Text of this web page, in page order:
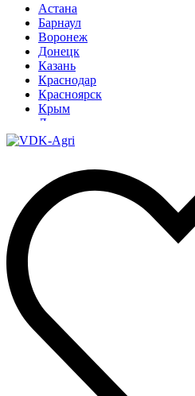
Астана
Барнаул
Воронеж
Донецк
Казань
Краснодар
Красноярск
Крым
Луганск
Москва
Нижний Новгород
Омск
Павлодар
Ростов
Ростов-на-Дону
Узбекистан
Ульяновск
Ярославль